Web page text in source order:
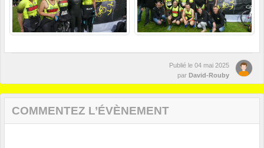
Publié le 04 mai 2025
par David-Rouby
COMMENTEZ L’ÉVÈNEMENT